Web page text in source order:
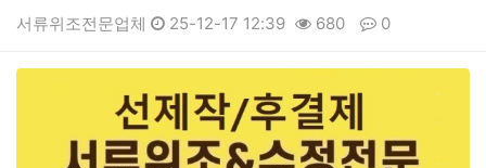
서류위조전문업체 25-12-17 12:39 680 0